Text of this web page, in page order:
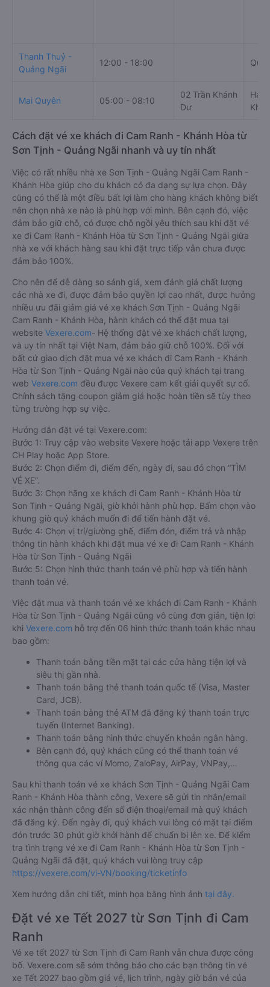
Thanh Thuỷ -
Quảng Ngãi
12:00 - 18:00
Mai Quyên 05:00 - 08:10
02 Trần Khánh
Dư
Hai
Cách đặt vé xe khách đi Cam Ranh - Khánh Hòa từ
Sơn Tịnh - Quảng Ngãi nhanh và uy tín nhất
Việc có rất nhiều nhà xe Sơn Tịnh - Quảng Ngãi Cam Ranh -
Khánh Hòa giúp cho du khách có đa dạng sự lựa chọn. Đây
cũng có thể là một điều bất lợi làm cho hàng khách không biết
nên chọn nhà xe nào là phù hợp với mình. Bên cạnh đó, việc
đảm bảo giữ chỗ, có được chỗ ngồi yêu thích sau khi đặt vé
xe đi Cam Ranh - Khánh Hòa từ Sơn Tịnh - Quảng Ngãi giữa
nhà xe với khách hàng sau khi đặt trực tiếp vẫn chưa được
đảm bảo 100%.
Cho nên để dễ dàng so sánh giá, xem đánh giá chất lượng
các nhà xe đi, được đảm bảo quyền lợi cao nhất, được hưởng
nhiều ưu đãi giảm giá vé xe khách Sơn Tịnh - Quảng Ngãi
Cam Ranh - Khánh Hòa, hành khách có thể đặt mua tại
website Vexere.com- Hệ thống đặt vé xe khách chất lượng,
và uy tín nhất tại Việt Nam, đảm bảo giữ chỗ 100%. Đối với
bất cứ giao dịch đặt mua vé xe khách đi Cam Ranh - Khánh
Hòa từ Sơn Tịnh - Quảng Ngãi nào của quý khách tại trang
web Vexere.com đều được Vexere cam kết giải quyết sự cố.
Chính sách tặng coupon giảm giá hoặc hoàn tiền sẽ tùy theo
từng trường hợp sự việc.
Hướng dẫn đặt vé tại Vexere.com:
Bước 1: Truy cập vào website Vexere hoặc tải app Vexere trên
CH Play hoặc App Store.
Bước 2: Chọn điểm đi, điểm đến, ngày đi, sau đó chọn “TÌM
VÉ XE”.
Bước 3: Chọn hãng xe khách đi Cam Ranh - Khánh Hòa từ
Sơn Tịnh - Quảng Ngãi, giờ khởi hành phù hợp. Bấm chọn vào
khung giờ quý khách muốn đi để tiến hành đặt vé.
Bước 4: Chọn vị trí/giường ghế, điểm đón, điểm trả và nhập
thông tin hành khách khi đặt mua vé xe đi Cam Ranh - Khánh
Hòa từ Sơn Tịnh - Quảng Ngãi
Bước 5: Chọn hình thức thanh toán vé phù hợp và tiến hành
thanh toán vé.
Việc đặt mua và thanh toán vé xe khách đi Cam Ranh - Khánh
Hòa từ Sơn Tịnh - Quảng Ngãi cũng vô cùng đơn giản, tiện lợi
khi Vexere.com hỗ trợ đến 06 hình thức thanh toán khác nhau
bao gồm:
Thanh toán bằng tiền mặt tại các cửa hàng tiện lợi và
siêu thị gần nhà.
Thanh toán bằng thẻ thanh toán quốc tế (Visa, Master
Card, JCB).
Thanh toán bằng thẻ ATM đã đăng ký thanh toán trực
tuyến (Internet Banking).
Thanh toán bằng hình thức chuyển khoản ngân hàng.
Bên cạnh đó, quý khách cũng có thể thanh toán vé
thông qua các ví Momo, ZaloPay, AirPay, VNPay,…
Sau khi thanh toán vé xe khách Sơn Tịnh - Quảng Ngãi Cam
Ranh - Khánh Hòa thành công, Vexere sẽ gửi tin nhắn/email
xác nhận thành công đến số điện thoại/email mà quý khách
đã đăng ký. Đến ngày đi, quý khách vui lòng có mặt tại điểm
đón trước 30 phút giờ khởi hành để chuẩn bị lên xe. Để kiểm
tra tình trạng vé xe đi Cam Ranh - Khánh Hòa từ Sơn Tịnh -
Quảng Ngãi đã đặt, quý khách vui lòng truy cập
https://vexere.com/vi-VN/booking/ticketinfo
Xem hướng dẫn chi tiết, minh họa bằng hình ảnh tại đây.
Đặt vé xe Tết 2027 từ Sơn Tịnh đi Cam
Ranh
Vé xe tết 2027 từ Sơn Tịnh đi Cam Ranh vẫn chưa được công
bố. Vexere.com sẽ sớm thông báo cho các bạn thông tin vé
xe Tết 2027 bao gồm giá vé, lịch trình, ngày giờ bán vé của